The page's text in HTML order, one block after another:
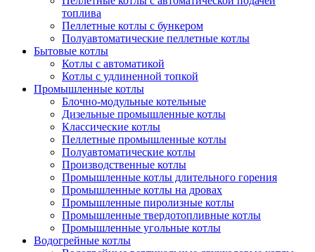
топлива
Пеллетные котлы с бункером
Полуавтоматические пеллетные котлы
Бытовые котлы
Котлы с автоматикой
Котлы с удлиненной топкой
Промышленные котлы
Блочно-модульные котельные
Дизельные промышленные котлы
Классические котлы
Пеллетные промышленные котлы
Полуавтоматические котлы
Производственные котлы
Промышленные котлы длительного горения
Промышленные котлы на дровах
Промышленные пиролизные котлы
Промышленные твердотопливные котлы
Промышленные угольные котлы
Водогрейные котлы